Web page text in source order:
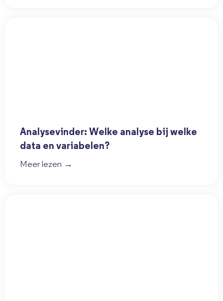
Analysevinder: Welke analyse bij welke
data en variabelen?
Meer lezen →